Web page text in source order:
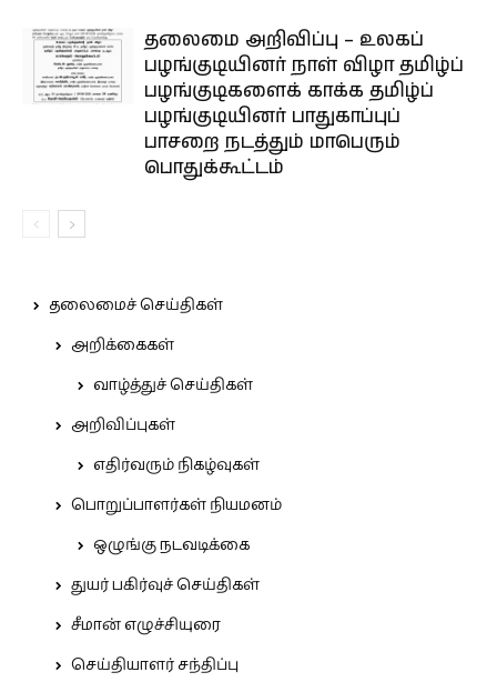
தலைமை அறிவிப்பு – உலகப்
பழங்குடியினர் நாள் விழா தமிழ்ப்
பழங்குடிகளைக் காக்க தமிழ்ப்
பழங்குடியினர் பாதுகாப்புப்
பாசறை நடத்தும் மாபெரும்
பொதுக்கூட்டம்
தலைமைச் செய்திகள்
அறிக்கைகள்
வாழ்த்துச் செய்திகள்
அறிவிப்புகள்
எதிர்வரும் நிகழ்வுகள்
பொறுப்பாளர்கள் நியமனம்
ஒழுங்கு நடவடிக்கை
துயர் பகிர்வுச் செய்திகள்
சீமான் எழுச்சியுரை
செய்தியாளர் சந்திப்பு